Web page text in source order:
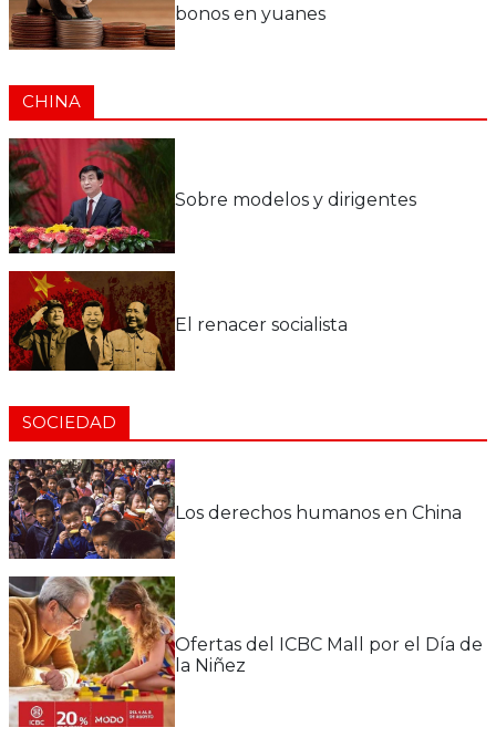
bonos en yuanes
CHINA
Sobre modelos y dirigentes
El renacer socialista
SOCIEDAD
Los derechos humanos en China
Ofertas del ICBC Mall por el Día de
la Niñez